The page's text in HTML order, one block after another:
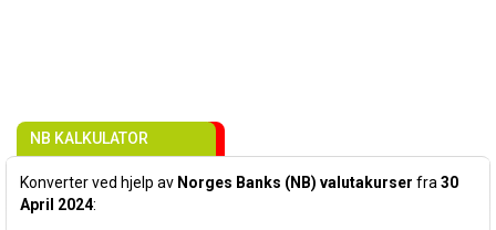
NB KALKULATOR
Konverter ved hjelp av Norges Banks (NB) valutakurser fra 30
April 2024: